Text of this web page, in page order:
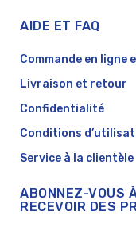
AIDE ET FAQ
Commande en
Livraison et retour
Confidentialité
Conditions
Service à la clientèle
ABONNEZ-VOUS
RECEVOIR DES